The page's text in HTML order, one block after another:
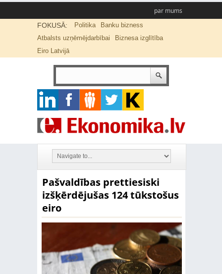
par mums
FOKUSĀ: Politika
Banku bizness
Atbalsts uzņēmējdarbībai
Biznesa izglītība
Eiro Latvijā
Pašvaldības prettiesiski
izšķērdējušas 124 tūkstošus
eiro